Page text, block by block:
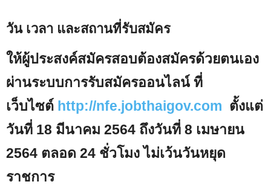
วัน เวลา และสถานที่รับสมัคร
ให้ผู้ประสงค์สมัครสอบต้องสมัครด้วยตนเอง
ผ่านระบบการรับสมัครออนไลน์ ที่
เว็บไซต์ http://nfe.jobthaigov.com ตั้งแต่
วันที่ 18 มีนาคม 2564 ถึงวันที่ 8 เมษายน
2564 ตลอด 24 ชั่วโมง ไม่เว้นวันหยุด
ราชการ